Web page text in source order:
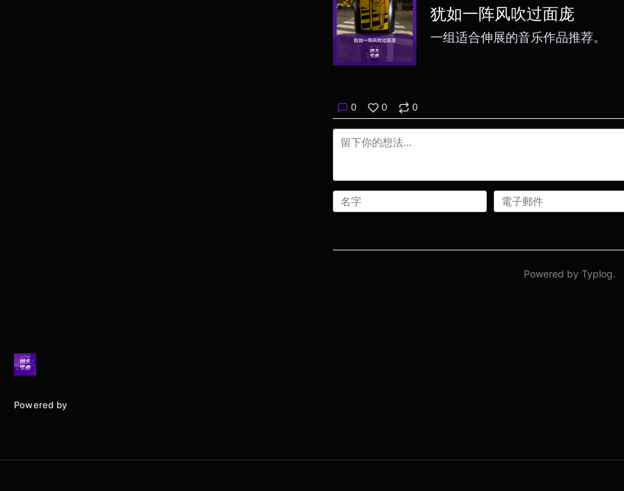
犹如一阵风吹过面庞
一组适合伸展的音乐作品推荐。
Powered by